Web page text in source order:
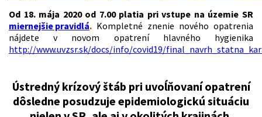
Od 18. mája 2020 od 7.00 platia pri vstupe na územie SR
miernejšie pravidlá. Kompletné znenie nového opatrenia
nájdete v novom opatrení hlavného hygienika
http://www.uvzsr.sk/docs/info/covid19/
Ústredný krízový štáb pri uvoĺňovaní opatrení
dôsledne posudzuje epidemiologickú situáciu